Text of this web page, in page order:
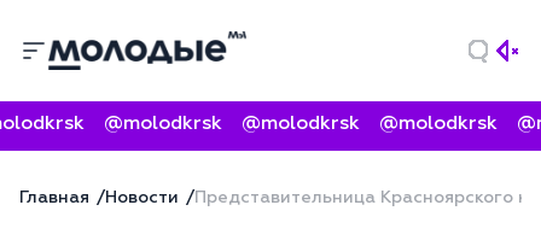
@molodkrsk @molodkrsk @molodkrsk
Главная Новости Представительница Красноярского